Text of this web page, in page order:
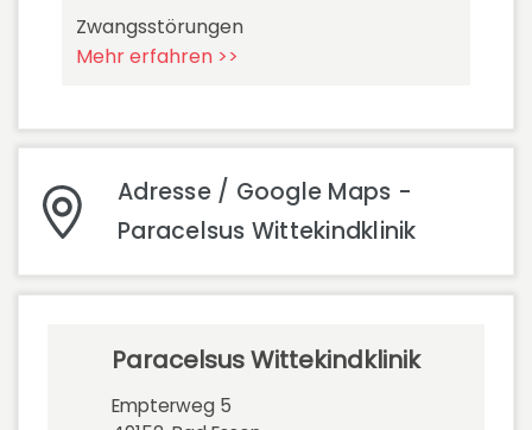
Zwangsstörungen
Mehr erfahren >>
Adresse / Google Maps -
Paracelsus Wittekindklinik
Paracelsus Wittekindklinik
Empterweg 5